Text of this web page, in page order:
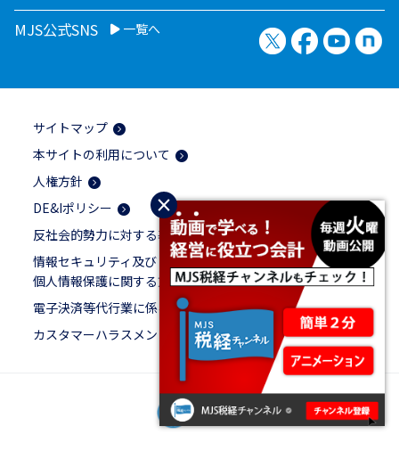
×
MJS公式SNS
一覧へ X（旧Twitter）
Facebook
サイトマップ
本サイトの利用について
人権方針
DE&Iポリシー
反社会的勢力に対する基本方針
情報セキュリティ及び
個人情報保護に関する方針
電子決済等代行業に係る表示
カスタマーハラスメントに対する基本方針